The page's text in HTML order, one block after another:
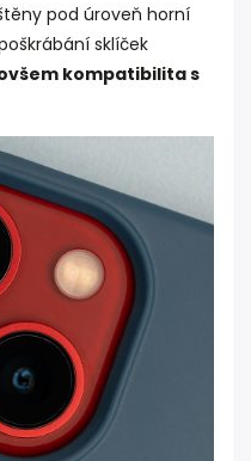
pod úroveň horní
sklíček
kompatibilita s